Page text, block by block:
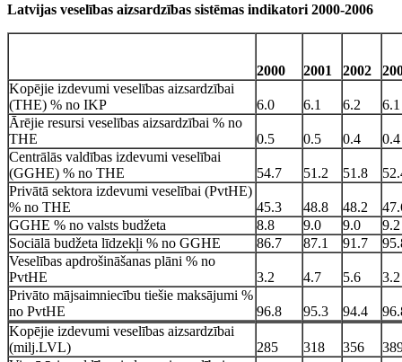
Latvijas veselības aizsardzības sistēmas indikatori 2000-2006
2000 2001 2002
Kopējie izdevumi veselības aizsardzībai
(THE) % no IKP
6.0 6.1 6.2
6.1
Ārējie resursi veselības aizsardzībai % no
THE
0.5 0.5 0.4
0.4
Centrālās valdības izdevumi veselībai
(GGHE) % no THE
54.7 51.2 51.8
Privātā sektora izdevumi veselībai (PvtHE)
% no THE
45.3 48.8 48.2
GGHE % no valsts budžeta
8.8 9.0 9.0
9.2
Sociālā budžeta līdzekļi % no GGHE
86.7 87.1 91.7
Veselības apdrošināšanas plāni % no
PvtHE
3.2 4.7 5.6
3.2
Privāto mājsaimniecību tiešie maksājumi %
no PvtHE
96.8 95.3 94.4
Kopējie izdevumi veselības aizsardzībai
(milj.LVL)
285 318 356